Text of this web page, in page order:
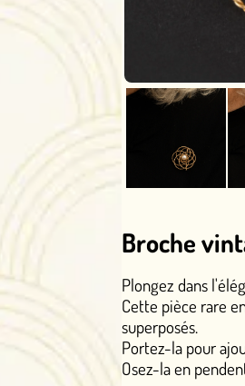
vintage or
dans l'élégance intemporelle
Cette pièce rare en or jaune 18k
superposés.
Portez-la pour ajouter une touche de
Osez-la en pendentif, vous serez la